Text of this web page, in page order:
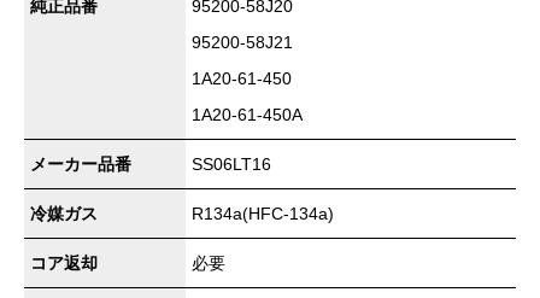
純正品番
95200-58J20
95200-58J21
1A20-61-450
1A20-61-450A
メーカー品番 SS06LT16
冷媒ガス R134a(HFC-134a)
コア返却 必要